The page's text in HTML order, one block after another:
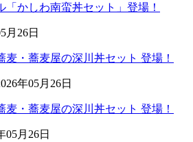
「かしわ南蛮丼セット」登場！
月26日
麦・蕎麦屋の深川丼セット 登場！
年05月26日
麦・蕎麦屋の深川丼セット 登場！
05月26日